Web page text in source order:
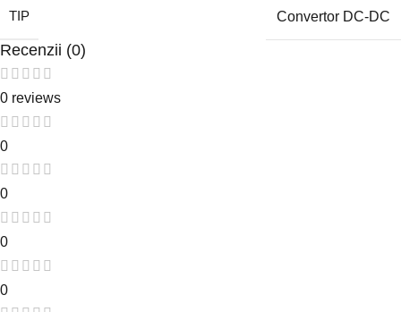
TIP Convertor DC-DC
Recenzii (0)
0 reviews
0
0
0
0